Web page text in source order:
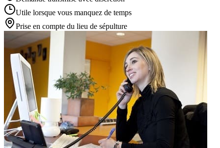
Utile lorsque vous manquez de temps
Prise en compte du lieu de sépulture